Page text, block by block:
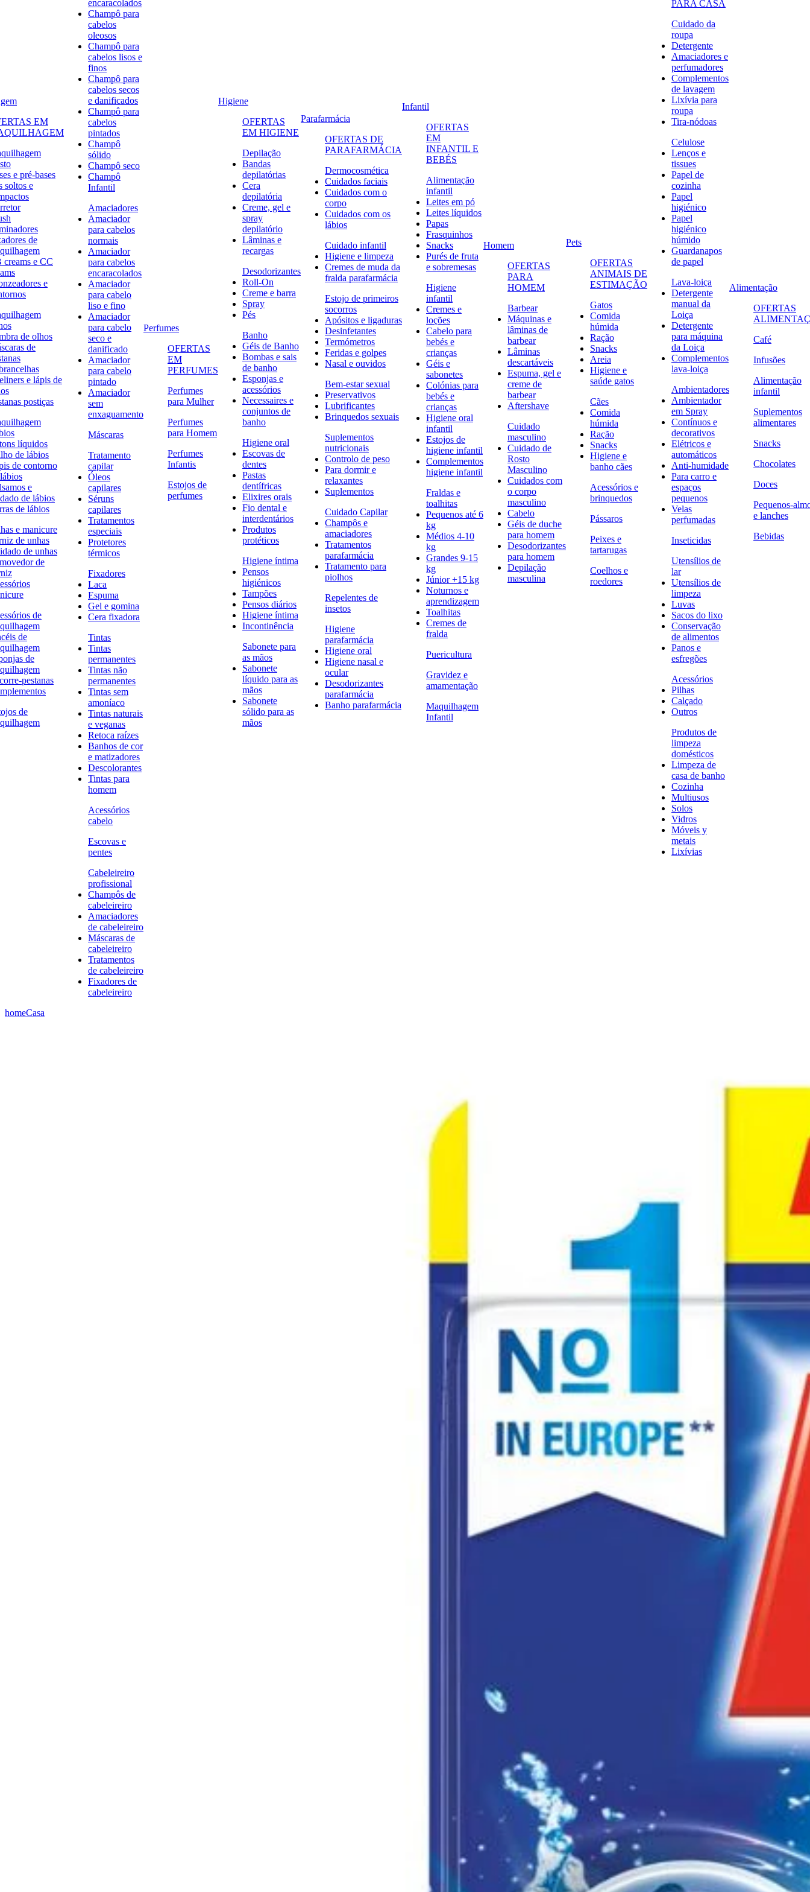
EM
e pré-bases
soltos e
de
creams e CC
e
de olhos
de
e lápis de
postiças
líquidos
de lábios
de contorno
e
de lábios
de lábios
e manicure
de unhas
de unhas
de
de
de
de
pestanas
de
encaracolados
Champô para
cabelos
oleosos
Champô para
cabelos lisos e
finos
Champô para
cabelos secos
e danificados
Champô para
cabelos
pintados
Champô
sólido
Champô seco
Champô
Infantil
Amaciadores
Amaciador
para cabelos
normais
Amaciador
para cabelos
encaracolados
Amaciador
para cabelo
liso e fino
Amaciador
para cabelo
seco e
danificado
Amaciador
para cabelo
pintado
Amaciador
sem
enxaguamento
Máscaras
Tratamento
capilar
Óleos
capilares
Séruns
capilares
Tratamentos
especiais
Protetores
térmicos
Fixadores
Laca
Espuma
Gel e gomina
Cera fixadora
Tintas
Tintas
permanentes
Tintas não
permanentes
Tintas sem
amoníaco
Tintas naturais
e veganas
Retoca raízes
Banhos de cor
e matizadores
Descolorantes
Tintas para
homem
Acessórios
cabelo
Escovas e
pentes
Cabeleireiro
profissional
Champôs de
cabeleireiro
Amaciadores
de cabeleireiro
Máscaras de
cabeleireiro
Tratamentos
de cabeleireiro
Fixadores de
cabeleireiro
Perfumes
OFERTAS
EM
PERFUMES
Perfumes
para Mulher
Perfumes
para Homem
Perfumes
Infantis
Estojos de
perfumes
Higiene
OFERTAS
EM HIGIENE
Depilação
Bandas
depilatórias
Cera
depilatória
Creme, gel e
spray
depilatório
Lâminas e
recargas
Desodorizantes
Roll-On
Creme e barra
Spray
Pés
Banho
Géis de Banho
Bombas e sais
de banho
Esponjas e
acessórios
Necessaires e
conjuntos de
banho
Higiene oral
Escovas de
dentes
Pastas
dentífricas
Elixires orais
Fio dental e
interdentários
Produtos
protéticos
Higiene íntima
Pensos
higiénicos
Tampões
Pensos diários
Higiene íntima
Incontinência
Sabonete para
as mãos
Sabonete
líquido para as
mãos
Sabonete
sólido para as
mãos
Parafarmácia
OFERTAS DE
PARAFARMÁCIA
Dermocosmética
Cuidados faciais
Cuidados com o
corpo
Cuidados com os
lábios
Cuidado infantil
Higiene e limpeza
Cremes de muda da
fralda parafarmácia
Estojo de primeiros
socorros
Apósitos e ligaduras
Desinfetantes
Termómetros
Feridas e golpes
Nasal e ouvidos
Bem-estar sexual
Preservativos
Lubrificantes
Brinquedos sexuais
Suplementos
nutricionais
Controlo de peso
Para dormir e
relaxantes
Suplementos
Cuidado Capilar
Champôs e
amaciadores
Tratamentos
parafarmácia
Tratamento para
piolhos
Repelentes de
insetos
Higiene
parafarmácia
Higiene oral
Higiene nasal e
ocular
Desodorizantes
parafarmácia
Banho parafarmácia
Infantil
OFERTAS
EM
INFANTIL E
BEBÉS
Alimentação
infantil
Leites em pó
Leites líquidos
Papas
Frasquinhos
Snacks
Purés de fruta
e sobremesas
Higiene
infantil
Cremes e
loções
Cabelo para
bebés e
crianças
Géis e
sabonetes
Colónias para
bebés e
crianças
Higiene oral
infantil
Estojos de
higiene infantil
Complementos
higiene infantil
Fraldas e
toalhitas
Pequenos até 6
kg
Médios 4-10
kg
Grandes 9-15
kg
Júnior +15 kg
Noturnos e
aprendizagem
Toalhitas
Cremes de
fralda
Puericultura
Gravidez e
amamentação
Maquilhagem
Infantil
Homem
OFERTAS
PARA
HOMEM
Barbear
Máquinas e
lâminas de
barbear
Lâminas
descartáveis
Espuma, gel e
creme de
barbear
Aftershave
Cuidado
masculino
Cuidado de
Rosto
Masculino
Cuidados com
o corpo
masculino
Cabelo
Géis de duche
para homem
Desodorizantes
para homem
Depilação
masculina
Pets
OFERTAS
ANIMAIS DE
ESTIMAÇÃO
Gatos
Comida
húmida
Ração
Snacks
Areia
Higiene e
saúde gatos
Cães
Comida
húmida
Ração
Snacks
Higiene e
banho cães
Acessórios e
brinquedos
Pássaros
Peixes e
tartarugas
Coelhos e
roedores
PARA CASA
Cuidado da
roupa
Detergente
Amaciadores e
perfumadores
Complementos
de lavagem
Lixívia para
roupa
Tira-nódoas
Celulose
Lenços e
tissues
Papel de
cozinha
Papel
higiénico
Papel
higiénico
húmido
Guardanapos
de papel
Lava-loiça
Detergente
manual da
Loiça
Detergente
para máquina
da Loiça
Complementos
lava-loiça
Ambientadores
Ambientador
em Spray
Contínuos e
decorativos
Elétricos e
automáticos
Anti-humidade
Para carro e
espaços
pequenos
Velas
perfumadas
Inseticidas
Utensílios de
lar
Utensílios de
limpeza
Luvas
Sacos do lixo
Conservação
de alimentos
Panos e
esfregões
Acessórios
Pilhas
Calçado
Outros
Produtos de
limpeza
domésticos
Limpeza de
casa de banho
Cozinha
Multiusos
Solos
Vidros
Móveis y
metais
Lixívias
Alimentação
OFERTAS
Café
Infusões
Alimentação
infantil
Suplementos
alimentares
Snacks
Chocolates
Doces
Pequenos-
e lanches
Bebidas
homeCasa